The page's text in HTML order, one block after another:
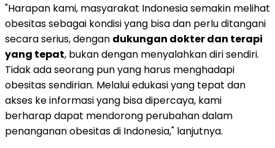
"Harapan kami, masyarakat Indonesia semakin melihat
obesitas sebagai kondisi yang bisa dan perlu ditangani
secara serius, dengan dukungan dokter dan terapi
yang tepat, bukan dengan menyalahkan diri sendiri.
Tidak ada seorang pun yang harus menghadapi
obesitas sendirian. Melalui edukasi yang tepat dan
akses ke informasi yang bisa dipercaya, kami
berharap dapat mendorong perubahan dalam
penanganan obesitas di Indonesia," lanjutnya.